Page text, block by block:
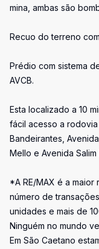
mina, ambas são
Recuo do terreno
Prédio com sistema
AVCB.
Esta localizado a 10
fácil acesso a
Bandeirantes,
Mello e Avenida Salim
*A RE/MAX é a
número de
unidades e mais de
Ninguém no mundo
Em São Caetano